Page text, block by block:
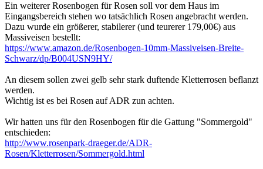
Ein weiterer Rosenbogen für Rosen soll vor dem Haus im
Eingangsbereich stehen wo tatsächlich Rosen angebracht werden.
Dazu wurde ein größerer, stabilerer (und teurerer 179,00€) aus
Massiveisen bestellt:
https://www.amazon.de/Rosenbogen-10mm-Massiveisen-Breite-
Schwarz/dp/B004USN9HY/
An diesem sollen zwei gelb sehr stark duftende Kletterrosen beflanzt
werden.
Wichtig ist es bei Rosen auf ADR zun achten.
Wir hatten uns für den Rosenbogen für die Gattung "Sommergold"
entschieden:
http://www.rosenpark-draeger.de/ADR-
Rosen/Kletterrosen/Sommergold.html